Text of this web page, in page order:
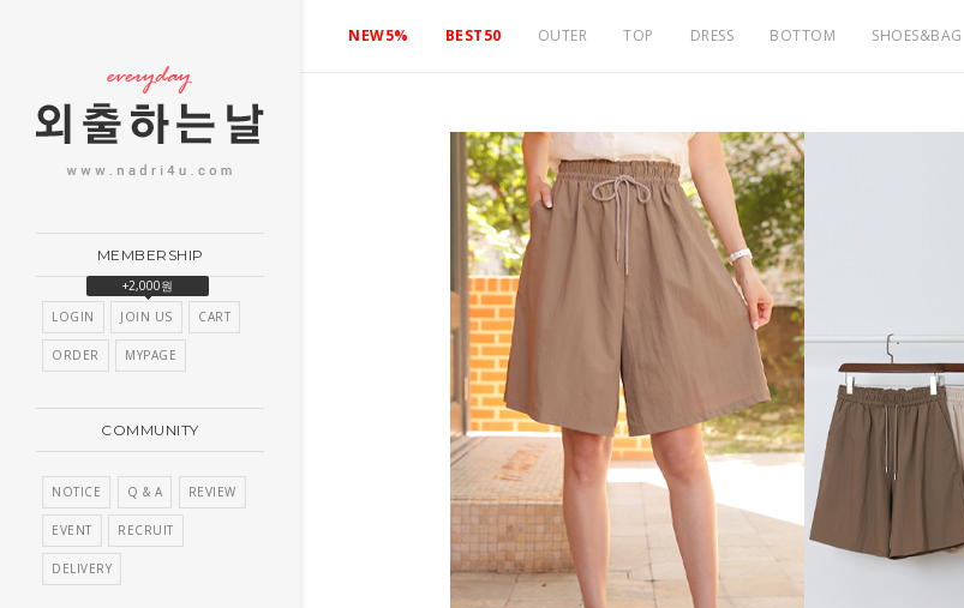
NEW5% BEST50 OUTER TOP DRESS BOTTOM SHOES&BAG
MEMBERSHIP
LOGIN JOIN US
+2,000원
CART
ORDER MYPAGE
COMMUNITY
NOTICE Q & A REVIEW
EVENT RECRUIT
DELIVERY